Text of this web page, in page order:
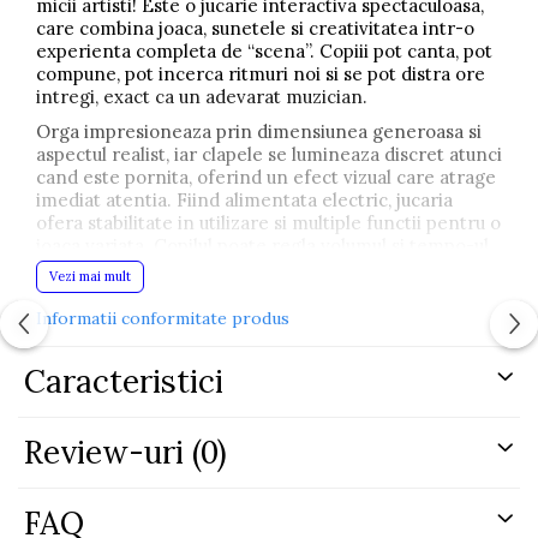
micii artisti! Este o jucarie interactiva spectaculoasa,
care combina joaca, sunetele si creativitatea intr-o
experienta completa de “scena”. Copiii pot canta, pot
compune, pot incerca ritmuri noi si se pot distra ore
intregi, exact ca un adevarat muzician.
Orga impresioneaza prin dimensiunea generoasa si
aspectul realist, iar clapele se lumineaza discret atunci
cand este pornita, oferind un efect vizual care atrage
imediat atentia. Fiind alimentata electric, jucaria
ofera stabilitate in utilizare si multiple functii pentru o
poate explora sunete si ritmuri diferite si poate canta
singur sau in acompaniamentul melodiilor disponibile.
Suportul pentru partituri inclus ii ajuta pe cei mici sa
isi puna in ordine “repertoriul”: pot repeta melodii
cunoscute sau pot inventa compozitii proprii. Iar cu
microfonul inclus, distractia se transforma intr-un
exerseaza vocea si capata incredere in ei atunci cand
“performeaza” in fata familiei.
pentru joaca zilnica si pentru momente speciale
Vezi mai mult
Informatii conformitate produs
Caracteristici
Review-uri (0)
FAQ